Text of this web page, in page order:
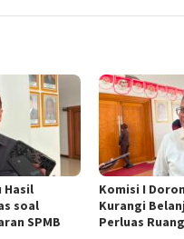
Hasil
soal
SPMB
Komisi I
Kurangi
Perluas